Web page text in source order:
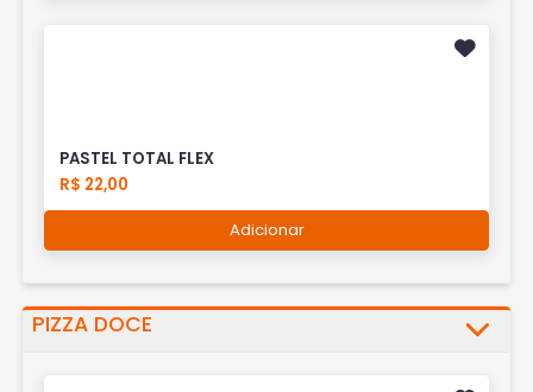
PASTEL TOTAL FLEX
R$ 22,00
Adicionar
PIZZA DOCE